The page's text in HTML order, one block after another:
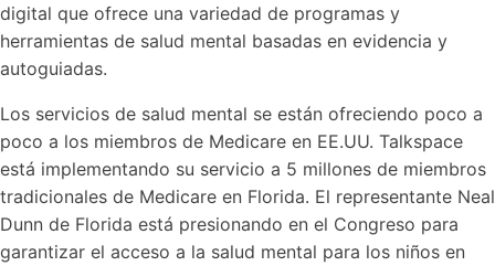
digital que ofrece una variedad de programas y
herramientas de salud mental basadas en evidencia y
autoguiadas.
Los servicios de salud mental se están ofreciendo poco a
poco a los miembros de Medicare en EE.UU. Talkspace
está implementando su servicio a 5 millones de miembros
tradicionales de Medicare en Florida. El representante Neal
Dunn de Florida está presionando en el Congreso para
garantizar el acceso a la salud mental para los niños en